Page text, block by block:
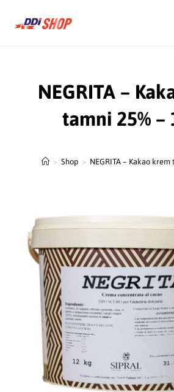
NEGRITA –
tamni 25% –
> Shop > NEGRITA – Kakao krem